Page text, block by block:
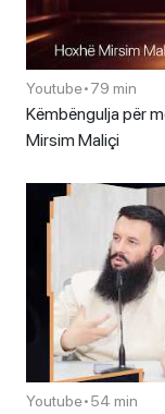
Youtube•79 min
Këmbëngulja për
Mirsim Maliçi
Youtube•54 min